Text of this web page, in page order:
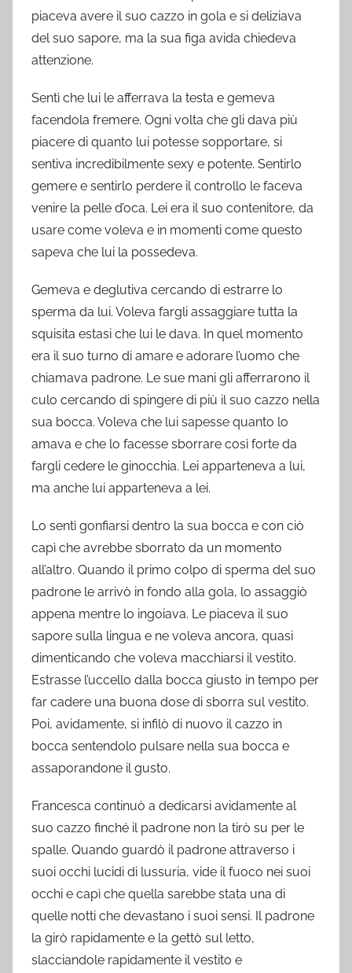
piaceva avere il suo cazzo in gola e si deliziava
del suo sapore, ma la sua figa avida chiedeva
attenzione.
Sentì che lui le afferrava la testa e gemeva
facendola fremere. Ogni volta che gli dava più
piacere di quanto lui potesse sopportare, si
sentiva incredibilmente sexy e potente. Sentirlo
gemere e sentirlo perdere il controllo le faceva
venire la pelle d’oca. Lei era il suo contenitore, da
usare come voleva e in momenti come questo
sapeva che lui la possedeva.
Gemeva e deglutiva cercando di estrarre lo
sperma da lui. Voleva fargli assaggiare tutta la
squisita estasi che lui le dava. In quel momento
era il suo turno di amare e adorare l’uomo che
chiamava padrone. Le sue mani gli afferrarono il
culo cercando di spingere di più il suo cazzo nella
sua bocca. Voleva che lui sapesse quanto lo
amava e che lo facesse sborrare così forte da
fargli cedere le ginocchia. Lei apparteneva a lui,
ma anche lui apparteneva a lei.
Lo sentì gonfiarsi dentro la sua bocca e con ciò
capì che avrebbe sborrato da un momento
all’altro. Quando il primo colpo di sperma del suo
padrone le arrivò in fondo alla gola, lo assaggiò
appena mentre lo ingoiava. Le piaceva il suo
sapore sulla lingua e ne voleva ancora, quasi
dimenticando che voleva macchiarsi il vestito.
Estrasse l’uccello dalla bocca giusto in tempo per
far cadere una buona dose di sborra sul vestito.
Poi, avidamente, si infilò di nuovo il cazzo in
bocca sentendolo pulsare nella sua bocca e
assaporandone il gusto.
Francesca continuò a dedicarsi avidamente al
suo cazzo finché il padrone non la tirò su per le
spalle. Quando guardò il padrone attraverso i
suoi occhi lucidi di lussuria, vide il fuoco nei suoi
occhi e capì che quella sarebbe stata una di
quelle notti che devastano i suoi sensi. Il padrone
la girò rapidamente e la gettò sul letto,
slacciandole rapidamente il vestito e